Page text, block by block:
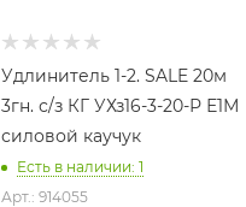
Удлинитель 1-2. SALE 20м
3гн. с/з КГ УХз16-3-20-Р Е1М
силовой каучук
Есть в наличии: 1
Арт.: 914055